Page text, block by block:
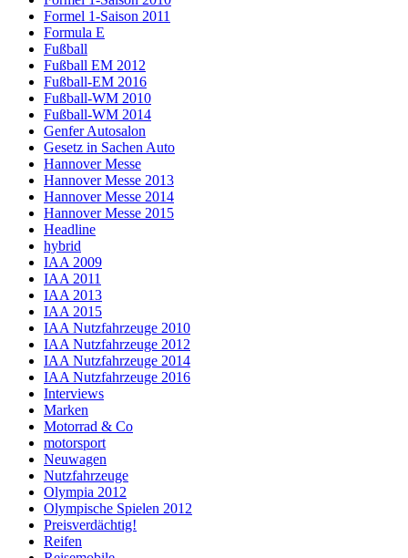
Formel 1-Saison 2011
Formula E
Fußball
Fußball EM 2012
Fußball-EM 2016
Fußball-WM 2010
Fußball-WM 2014
Genfer Autosalon
Gesetz in Sachen Auto
Hannover Messe
Hannover Messe 2013
Hannover Messe 2014
Hannover Messe 2015
Headline
hybrid
IAA 2009
IAA 2011
IAA 2013
IAA 2015
IAA Nutzfahrzeuge 2010
IAA Nutzfahrzeuge 2012
IAA Nutzfahrzeuge 2014
IAA Nutzfahrzeuge 2016
Interviews
Marken
Motorrad & Co
motorsport
Neuwagen
Nutzfahrzeuge
Olympia 2012
Olympische Spielen 2012
Preisverdächtig!
Reifen